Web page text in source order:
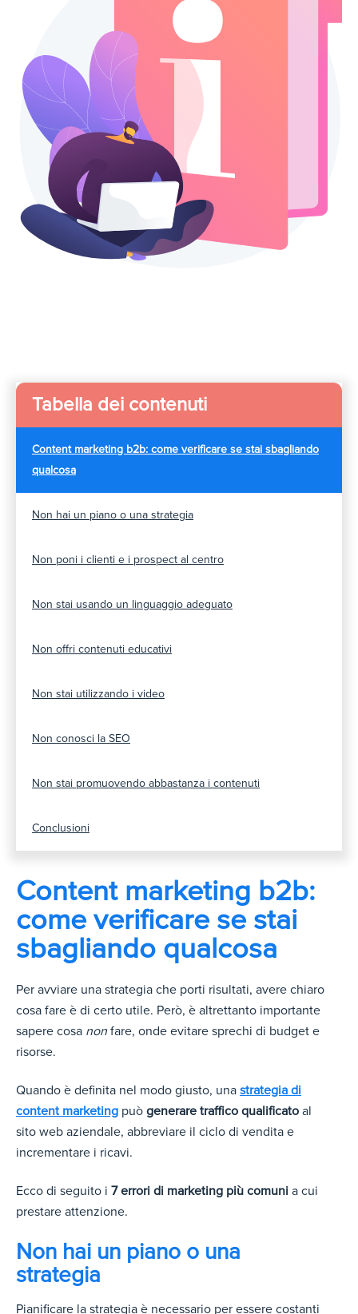
Tabella dei contenuti
Content marketing b2b: come verificare se stai sbagliando
qualcosa
Non hai un piano o una strategia
Non poni i clienti e i prospect al centro
Non stai usando un linguaggio adeguato
Non offri contenuti educativi
Non stai utilizzando i video
Non conosci la SEO
Non stai promuovendo abbastanza i contenuti
Conclusioni
Content marketing b2b:
come verificare se stai
sbagliando qualcosa
Per avviare una strategia che porti risultati, avere chiaro
cosa fare è di certo utile. Però, è altrettanto importante
sapere cosa non fare, onde evitare sprechi di budget e
risorse.
Quando è definita nel modo giusto, una strategia di
content marketing può generare traffico qualificato al
sito web aziendale, abbreviare il ciclo di vendita e
incrementare i ricavi.
Ecco di seguito i 7 errori di marketing più comuni a cui
prestare attenzione.
Non hai un piano o una
strategia
Pianificare la strategia è necessario per essere costanti